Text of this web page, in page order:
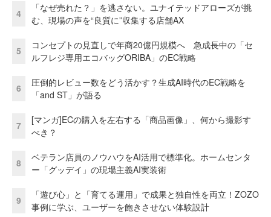
4
「なぜ売れた？」を逃さない。ユナイテッドアローズが挑
む、現場の声を“良質に”収集する店舗AX
5
コンセプトの見直しで年商20億円規模へ 急成長中の「セ
ルフレジ専用エコバッグORIBA」のEC戦略
6
圧倒的レビュー数をどう活かす？生成AI時代のEC戦略を
「and ST」が語る
7
[マンガ]ECの購入を左右する「商品画像」、何から撮影す
べき？
8
ベテラン店員のノウハウをAI活用で標準化。ホームセンタ
ー「グッデイ」の現場主義AI実装術
9
「遊び心」と「育てる運用」で成果と独自性を両立！ZOZO
事例に学ぶ、ユーザーを飽きさせない体験設計